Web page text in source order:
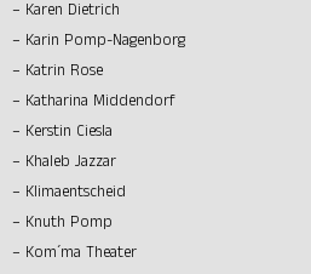
– Karen Dietrich
– Karin Pomp-Nagenborg
– Katrin Rose
– Katharina Middendorf
– Kerstin Ciesla
– Khaleb Jazzar
– Klimaentscheid
– Knuth Pomp
– Kom´ma Theater